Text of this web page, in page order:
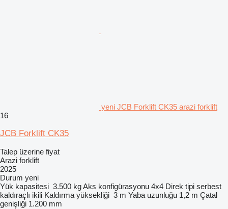
yeni JCB Forklift CK35 arazi forklift
16
JCB Forklift CK35
Talep üzerine fiyat
Arazi forklift
2025
Durum yeni
Yük kapasitesi 3.500 kgAks konfigürasyonu 4x4 Direk tipi serbest
kaldıraçlı ikili Kaldırma yüksekliği 3 m Yaba uzunluğu 1,2 m Çatal
genişliği 1.200 mm